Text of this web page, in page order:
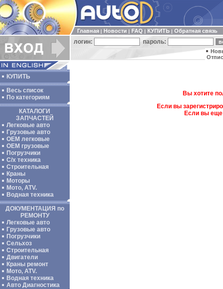
Главная Новости FAQ КУПИТЬ Обратная связь
логин: пароль:
КУПИТЬ
Весь список
По категориям
КАТАЛОГИ
ЗАПЧАСТЕЙ
Легковые авто
Грузовые авто
ОЕМ легковые
OEM грузовые
Погрузчики
С/х техника
Строительная
Краны
Моторы
Мото, ATV.
Водная техника
ДОКУМЕНТАЦИЯ по
РЕМОНТУ
Легковые авто
Грузовые авто
Погрузчики
Сельхоз
Строительная
Двигатели
Краны ремонт
Мото, ATV.
Водная техника
Авто Диагностика
Вы хотите
Если вы
Если вы еще